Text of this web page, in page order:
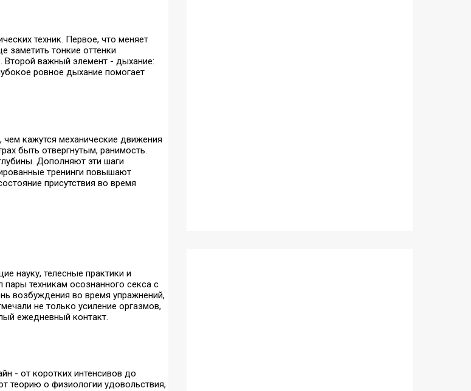
техник. Первое, что меняет
заметить тонкие оттенки
Второй важный элемент - дыхание:
ровное дыхание помогает
кажутся механические движения
быть отвергнутым, ранимость.
Дополняют эти шаги
тренинги повышают
присутствия во время
науку, телесные практики и
техникам осознанного секса с
возбуждения во время упражнений,
не только усиление оргазмов,
ежедневный контакт.
- от коротких интенсивов до
теорию о физиологии удовольствия,